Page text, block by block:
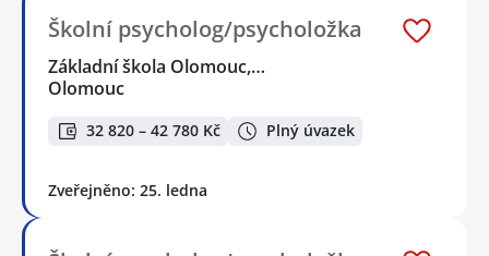
Školní psycholog/psycholožka
Základní škola Olomouc,…
Olomouc
32 820 – 42 780 Kč Plný úvazek
Zveřejněno: 25. ledna